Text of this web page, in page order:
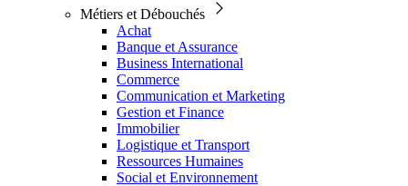
Métiers et Débouchés
Achat
Banque et Assurance
Business International
Commerce
Communication et Marketing
Gestion et Finance
Immobilier
Logistique et Transport
Ressources Humaines
Social et Environnement